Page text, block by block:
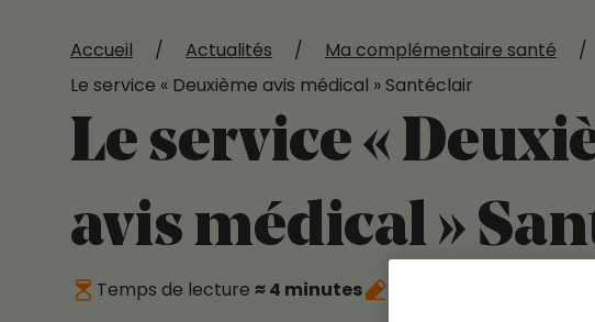
Accueil / Actualités / Ma complémentaire santé
/
Le service « Deuxième avis médical » Santéclair
Le service «
avis médical »
Temps de lecture ≈ 4 minutes